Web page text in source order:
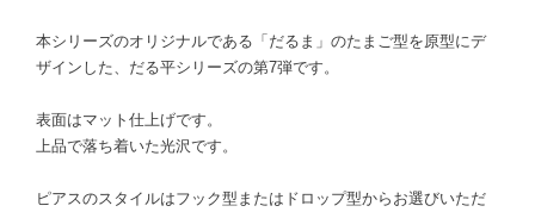
本シリーズのオリジナルである「だるま」のたまご型を原型にデ
ザインした、だる平シリーズの第7弾です。
表面はマット仕上げです。
上品で落ち着いた光沢です。
ピアスのスタイルはフック型またはドロップ型からお選びいただ